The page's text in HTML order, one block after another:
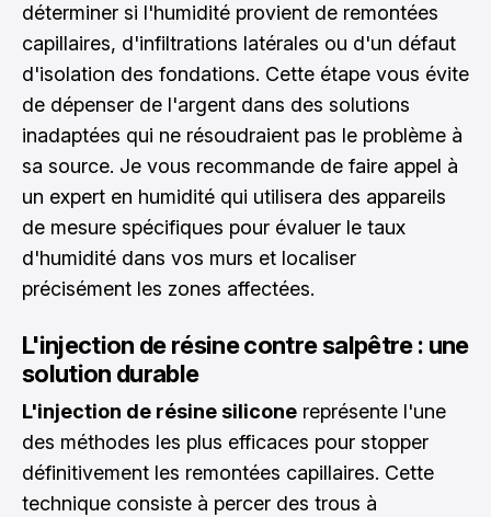
déterminer si l'humidité provient de remontées
capillaires, d'infiltrations latérales ou d'un défaut
d'isolation des fondations. Cette étape vous évite
de dépenser de l'argent dans des solutions
inadaptées qui ne résoudraient pas le problème à
sa source. Je vous recommande de faire appel à
un expert en humidité qui utilisera des appareils
de mesure spécifiques pour évaluer le taux
d'humidité dans vos murs et localiser
précisément les zones affectées.
L'injection de résine contre salpêtre : une
solution durable
L'injection de résine silicone représente l'une
des méthodes les plus efficaces pour stopper
définitivement les remontées capillaires. Cette
technique consiste à percer des trous à